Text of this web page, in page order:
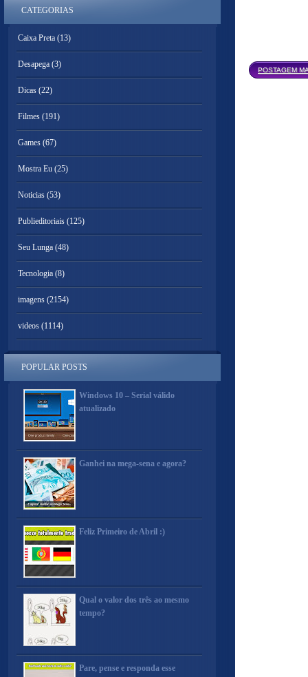
POSTAGEM
CATEGORIAS
Caixa Preta (13)
Desapega (3)
Dicas (22)
Filmes (191)
Games (67)
Mostra Eu (25)
Noticias (53)
Publieditoriais (125)
Seu Lunga (48)
Tecnologia (8)
imagens (2154)
videos (1114)
POPULAR POSTS
Windows 10 – Serial válido
atualizado
Ganhei na mega-sena e agora?
Feliz Primeiro de Abril :)
Qual o valor dos três ao mesmo
tempo?
Pare, pense e responda esse